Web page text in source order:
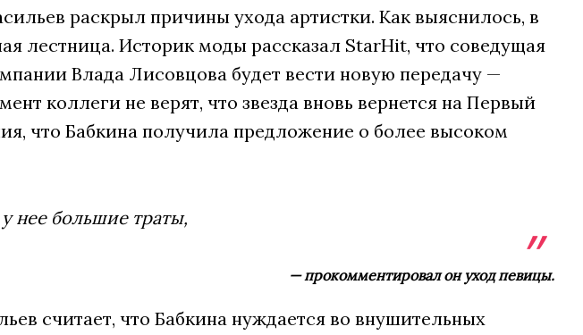
раскрыл причины ухода артистки. Как выяснилось, в
лестница. Историк моды рассказал StarHit, что соведущая
Влада Лисовцова будет вести новую передачу —
коллеги не верят, что звезда вновь вернется на Первый
что Бабкина получила предложение о более высоком
нее большие траты,
— прокомментировал он уход певицы.
считает, что Бабкина нуждается во внушительных